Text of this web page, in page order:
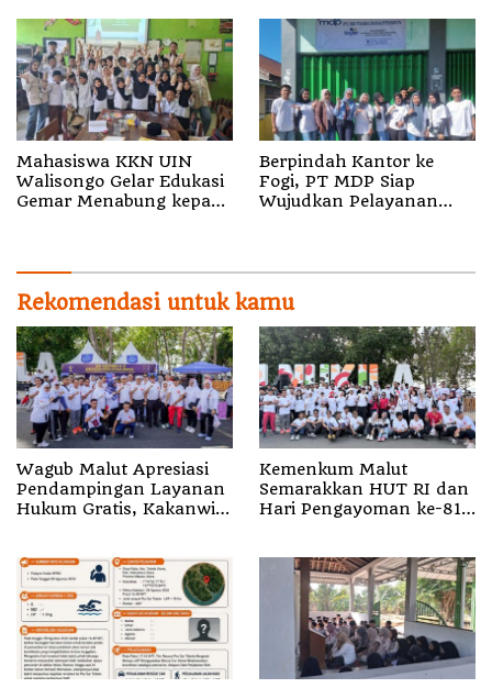
Mahasiswa KKN UIN
Walisongo Gelar Edukasi
Gemar Menabung kepada
Berpindah Kantor ke
Fogi, PT MDP Siap
Wujudkan Pelayanan
Rekomendasi untuk kamu
Wagub Malut Apresiasi
Pendampingan Layanan
Hukum Gratis, Kakanwil:
Kemenkum Malut
Semarakkan HUT RI dan
Hari Pengayoman ke-81